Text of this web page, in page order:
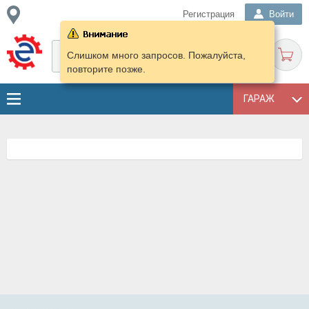
Регистрация Войти
ГАРАЖ
Слишком много запросов. Пожалуйста,
повторите позже.